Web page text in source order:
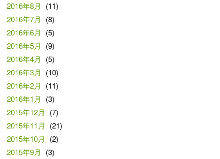
2016年8月
(11)
2016年7月
(8)
2016年6月
(5)
2016年5月
(9)
2016年4月
(5)
2016年3月
(10)
2016年2月
(11)
2016年1月
(3)
2015年12月
(7)
2015年11月
(21)
2015年10月
(2)
2015年9月
(3)